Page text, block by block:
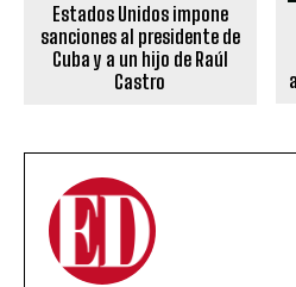
Estados Unidos impone
sanciones al presidente de
Cuba y a un hijo de Raúl
Castro